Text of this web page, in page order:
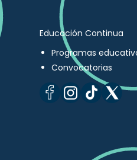
Educación Continua
Programas
Convocatorias